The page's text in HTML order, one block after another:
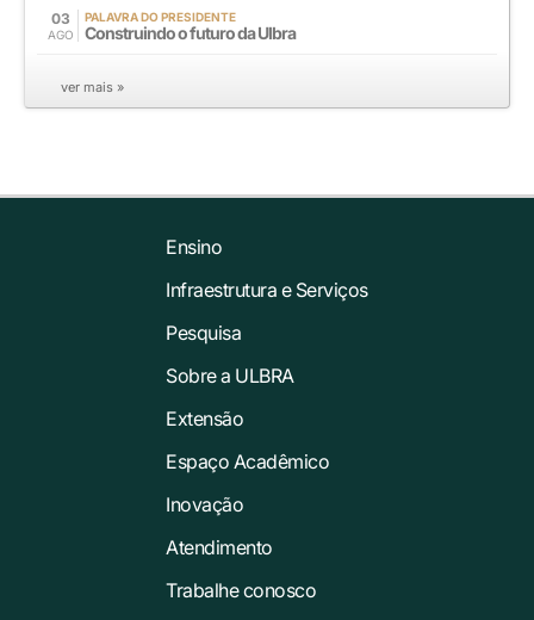
03
AGO
PALAVRA DO PRESIDENTE
Construindo o futuro da Ulbra
ver mais »
Ensino
Infraestrutura e Serviços
Pesquisa
Sobre a ULBRA
Extensão
Espaço Acadêmico
Inovação
Atendimento
Trabalhe conosco